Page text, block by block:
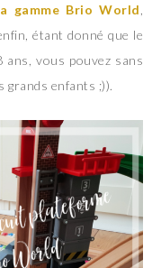
gamme Brio World
étant donné que le
ans, vous pouvez sans
grands enfants ;)).